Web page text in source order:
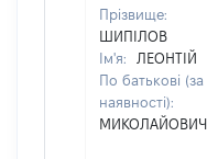
Прізвище:
ШИПІЛОВ
Ім'я:
ЛЕОНТІЙ
По батькові (за
наявності):
МИКОЛАЙОВИЧ